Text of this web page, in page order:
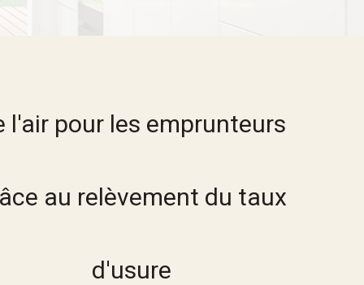
l'air pour les emprunteurs
au relèvement du taux
d'usure